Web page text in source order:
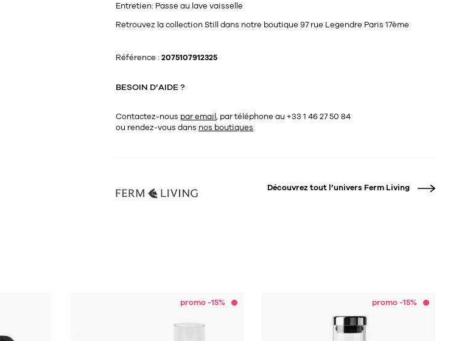
Entretien: Passe au lave vaisselle
Retrouvez la collection Still dans notre boutique 97 rue Legendre Paris 17ème
Référence : 2075107912325
BESOIN D’AIDE ?
Contactez-nous par email, par téléphone au +33 1 46 27 50 84
ou rendez-vous dans nos boutiques.
Découvrez tout l’univers Ferm Living
promo -15% promo -15%